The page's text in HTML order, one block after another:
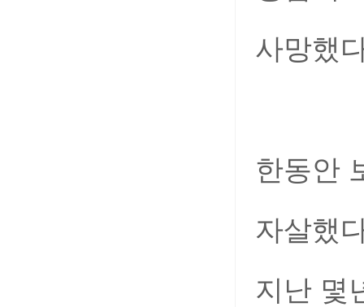
사망했
한동안
자살했
지난 몇